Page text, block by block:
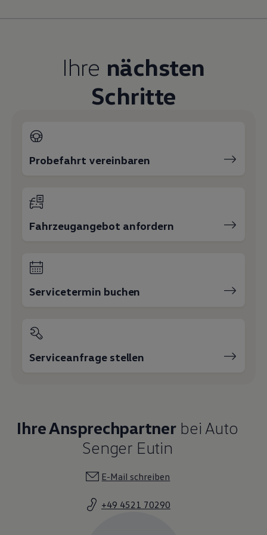
Volkswagen R
Pannen- und Unfallhilfe
Volkswagen Kundenbetreuung
Ihre nächsten
Schritte
Probefahrt vereinbaren
Fahrzeugangebot anfordern
Servicetermin buchen
Serviceanfrage stellen
Ihre Ansprechpartnerbei Auto
Senger Eutin
E-Mail schreiben
+49 4521 70290